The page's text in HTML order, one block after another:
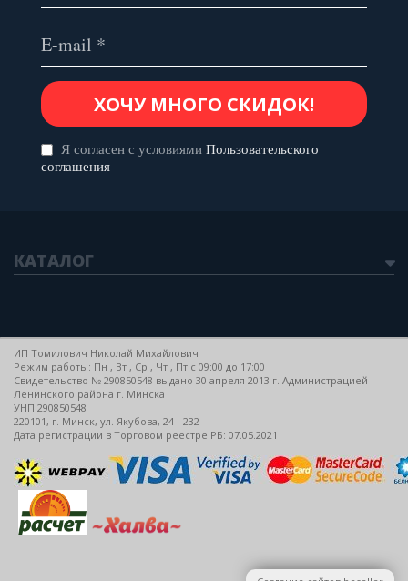
Я согласен с условиями Пользовательского
соглашения
КАТАЛОГ
ИП Томилович Николай Михайлович
Режим работы: Пн , Вт , Ср , Чт , Пт c 09:00 до 17:00
Свидетельство № 290850548 выдано 30 апреля 2013 г. Администрацией
Ленинского района г. Минска
УНП 290850548
220101, г. Минск, ул. Якубова, 24 - 232
Дата регистрации в Торговом реестре РБ: 07.05.2021